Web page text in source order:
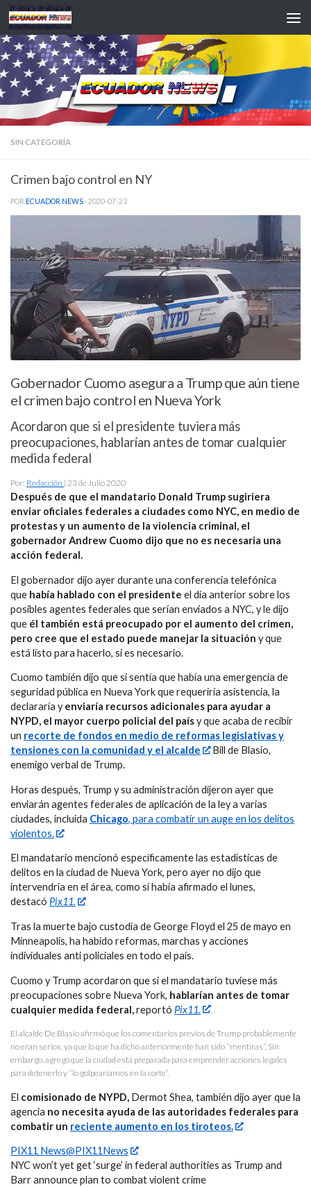
Saltar al contenido
SIN CATEGORÍA
Crimen bajo control en NY
POR ECUADOR NEWS · 2020-07-23
Gobernador Cuomo asegura a Trump que aún tiene
el crimen bajo control en Nueva York
Acordaron que si el presidente tuviera más
preocupaciones, hablarían antes de tomar cualquier
medida federal
Por: Redacción | 23 de Julio 2020
Después de que el mandatario Donald Trump sugiriera
enviar oficiales federales a ciudades como NYC, en medio de
protestas y un aumento de la violencia criminal, el
gobernador Andrew Cuomo dijo que no es necesaria una
acción federal.
El gobernador dijo ayer durante una conferencia telefónica
que había hablado con el presidente el día anterior sobre los
posibles agentes federales que serían enviados a NYC, y le dijo
que él también está preocupado por el aumento del crimen,
pero cree que el estado puede manejar la situación y que
está listo para hacerlo, si es necesario.
Cuomo también dijo que si sentía que había una emergencia de
seguridad pública en Nueva York que requeriría asistencia, la
declararía yenviaría recursos adicionales para ayudar a
NYPD, el mayor cuerpo policial del paísy que acaba de recibir
un recorte de fondos en medio de reformas legislativas y
tensiones con la comunidad y el alcalde
Bill de Blasio,
enemigo verbal de Trump.
Horas después, Trump y su administración dijeron ayer que
enviarán agentes federales de aplicación de la ley a varias
ciudades, incluida Chicago, para combatir un auge en los delitos
violentos.
El mandatario mencionó específicamente las estadísticas de
delitos en la ciudad de Nueva York, pero ayer no dijo que
intervendría en el área, como sí había afirmado el lunes,
destacó Pix11.
Tras la muerte bajo custodia de George Floyd el 25 de mayo en
Minneapolis, ha habido reformas, marchas y acciones
individuales anti policiales en todo el país.
Cuomo y Trump acordaron que si el mandatario tuviese más
preocupaciones sobre Nueva York, hablarían antes de tomar
cualquier medida federal,reportó Pix11.
El alcalde De Blasio afirmó que los comentarios previos de Trump probablemente
no eran serios, ya que lo que ha dicho anteriormente han sido “mentiras”. Sin
embargo, agregó que la ciudad está preparada para emprender acciones legales
para detenerlo y “lo golpearíamos en la corte”.
El comisionado de NYPD, Dermot Shea, también dijo ayer que la
agencia no necesita ayuda de las autoridades federales para
combatir un reciente aumento en los tiroteos.
PIX11 News@PIX11News
NYC won’t yet get ‘surge’ in federal authorities as Trump and
Barr announce plan to combat violent crime